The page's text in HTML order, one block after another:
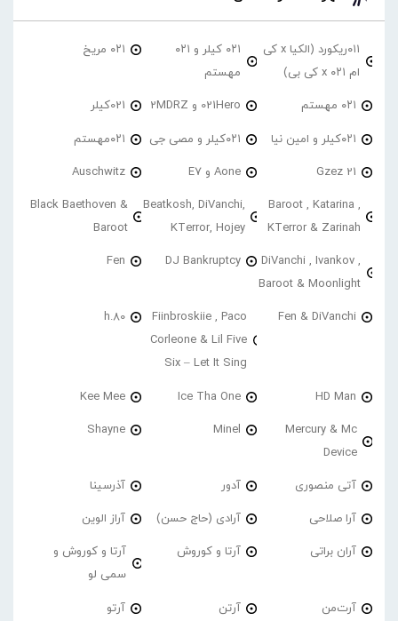
۰۱۱ریکورد (الکیا x کی
ام ۰۲۱ x کی بی)
۰۲۱ کیلر و ۰۲۱
مهستم
۰۲۱ مریخ
۰۲۱ مهستم 021Hero و 2MDRZ 021کیلر
۰۲۱کیلر و امین نیا ۰۲۱کیلر و مصی جی ۰۲۱مهستم
21 Gzez Aone و E7 Auschwitz
Baroot , Katarina ,
KTerror & Zarinah
Beatkosh, DiVanchi,
KTerror, Hojey
Black Baethoven &
Baroot
DiVanchi , Ivankov ,
Baroot & Moonlight
DJ Bankruptcy
Fen
Fen & DiVanchi
Fiinbroskiie , Paco
Corleone & Lil Five
Six – Let It Sing
h.80
HD Man
Ice Tha One
Kee Mee
Mercury & Mc
Device
Minel
Shayne
آتی منصوری آدور آذرسینا
آرا صلاحی آرادی (حاج حسن) آراز الوین
آران براتی آرتا و کوروش
آرتا و کوروش و
سمی لو
آرت‌من آرتن آرتو